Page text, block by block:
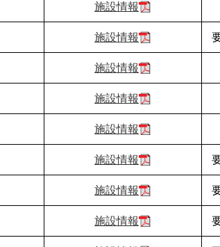
施設情報
施設情報
施設情報
施設情報
施設情報
施設情報
施設情報
施設情報